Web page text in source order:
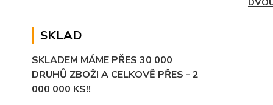
SKLAD
SKLADEM MÁME PŘES 30 000
DRUHŮ ZBOŽI A CELKOVĚ PŘES - 2
000 000 KS!!